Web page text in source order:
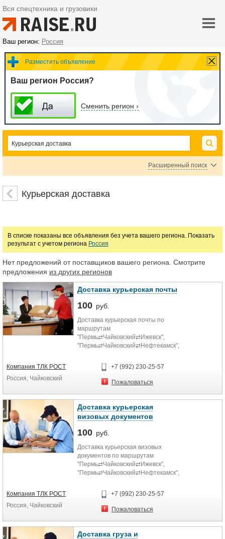
Вся спецтехника и грузовики
Ваш регион: Россия
Разместить объявление
Ваш регион Россия?
Сменить регион ›
Расширенный поиск
ЦенаКурьерская доставка
В списке показаны все объявления без учета вашего региона. Показать
результат с учетом региона Россия
Нет предложений от поставщиков вашего региона. Смотрите
предложения из других регионов
Доставка курьерская почты
100 руб.
Доставка курьерская почты по
маршрутам
"Пермь⇄Чайковский⇄Ижевск",
"Пермь⇄Чайковский⇄Нефтекамск",
всего за 1 сутки.
Компания ТЛК РОСТ
Россия, Чайковский
+7 (992) 230-25-57
Пожаловаться
Доставка курьерская
визовых документов
100 руб.
Доставка курьерская визовых
документов по маршрутам
"Пермь⇄Чайковский⇄Ижевск",
"Пермь⇄Чайковский⇄Нефтекамск",
всего за 1 сутки.
Компания ТЛК РОСТ
Россия, Чайковский
+7 (992) 230-25-57
Пожаловаться
Доставка груза и